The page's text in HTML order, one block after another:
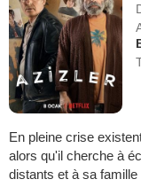
En pleine crise
alors qu'il cherche à
distants et à sa